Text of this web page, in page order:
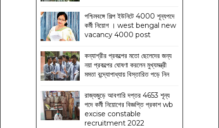
পশ্চিমবঙ্গে শিল্প ইউনিটে 4000 শূন্যপদে
কর্মী নিয়োগ । west bengal new
vacancy 4000 post
কন্যাশ্রীর প্রকল্পের মতো ছেলেদের জন্য
নয়া প্রকল্পের ঘোষণা করলেন মুখ্যমন্ত্রী
মমতা বন্দ্যোপাধ্যায় বিস্তারিত পড়ে নিন
রাজ্যজুড়ে আবগারি দপ্তর 4653 শূন্য
পদে কর্মী নিয়োগের বিজ্ঞপ্তি প্রকাশ wb
excise constable
recruitment 2022